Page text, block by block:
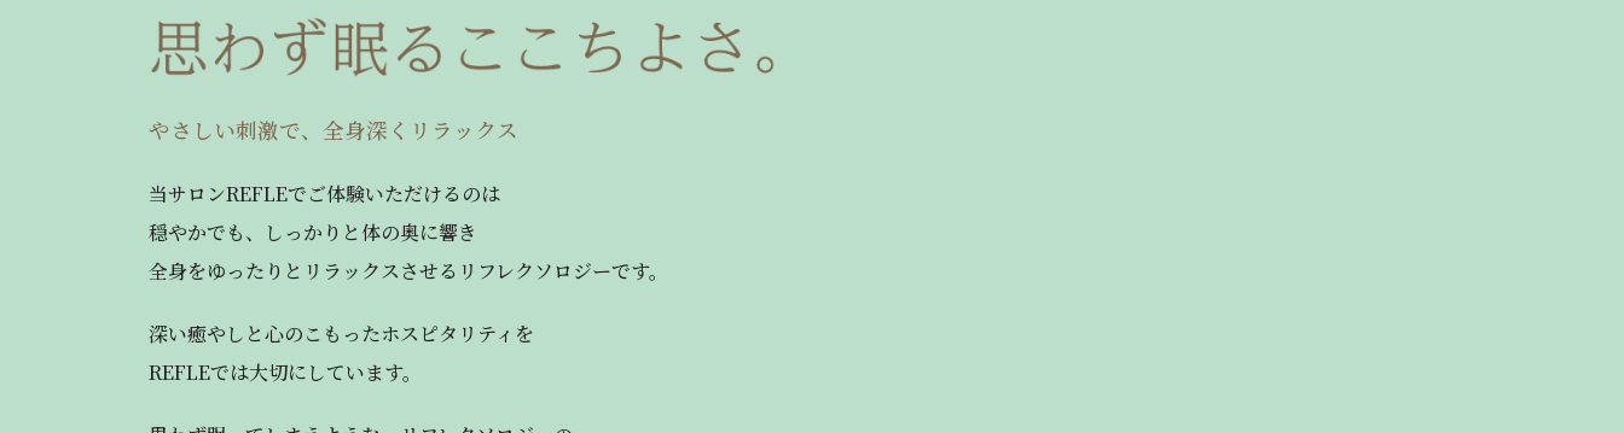
やさしい刺激で、全身深くリラックス
当サロンREFLEでご体験いただけるのは
穏やかでも、しっかりと体の奥に響き
全身をゆったりとリラックスさせるリフレクソロジーです。
深い癒やしと心のこもったホスピタリティを
REFLEでは大切にしています。